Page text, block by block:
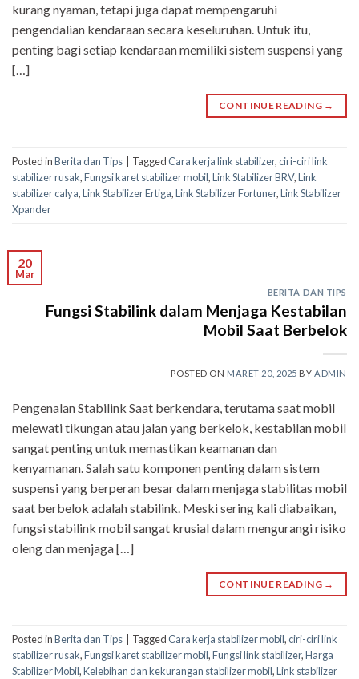
kurang nyaman, tetapi juga dapat mempengaruhi
pengendalian kendaraan secara keseluruhan. Untuk itu,
penting bagi setiap kendaraan memiliki sistem suspensi yang
[…]
CONTINUE READING →
Posted inBerita dan Tips TaggedCara kerja link stabilizer,ciri-ciri link
stabilizer rusak,Fungsi karet stabilizer mobil,Link Stabilizer BRV,Link
stabilizer calya,Link Stabilizer Ertiga,Link Stabilizer Fortuner,Link Stabilizer
Xpander
20
Mar
BERITA DAN TIPS
Fungsi Stabilink dalam Menjaga Kestabilan
Mobil Saat Berbelok
POSTED ON MARET 20, 2025 BYADMIN
Pengenalan Stabilink Saat berkendara, terutama saat mobil
melewati tikungan atau jalan yang berkelok, kestabilan mobil
sangat penting untuk memastikan keamanan dan
kenyamanan. Salah satu komponen penting dalam sistem
suspensi yang berperan besar dalam menjaga stabilitas mobil
saat berbelok adalah stabilink. Meski sering kali diabaikan,
fungsi stabilink mobil sangat krusial dalam mengurangi risiko
oleng dan menjaga […]
CONTINUE READING →
Posted inBerita dan Tips TaggedCara kerja stabilizer mobil,ciri-ciri link
stabilizer rusak,Fungsi karet stabilizer mobil,Fungsi link stabilizer,Harga
Stabilizer Mobil,Kelebihan dan kekurangan stabilizer mobil,Link stabilizer